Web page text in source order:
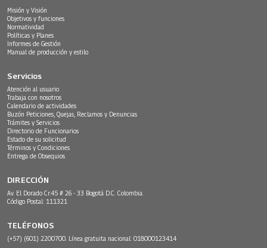
Misión y Visión
Objetivos y funciones
Normatividad
Políticas y Planes
Informes de Gestión
Manual de producción y estilo
Servicios
Atención al usuario
Trabaja con nosotros
Calendario de actividades
Buzón Peticiones, Quejas, Reclamos y Denuncias
Trámites y Servicios
Directorio de Funcionarios
Estado de su solicitud
Términos y Condiciones
Entrega de Obsequios
DIRECCIÓN
Av. El Dorado Cr.45 # 26 - 33 Bogotá D.C. Colombia.
Código Postal: 111321
TELÉFONOS
(+57) (601) 2200700. Línea gratuita nacional: 018000123414